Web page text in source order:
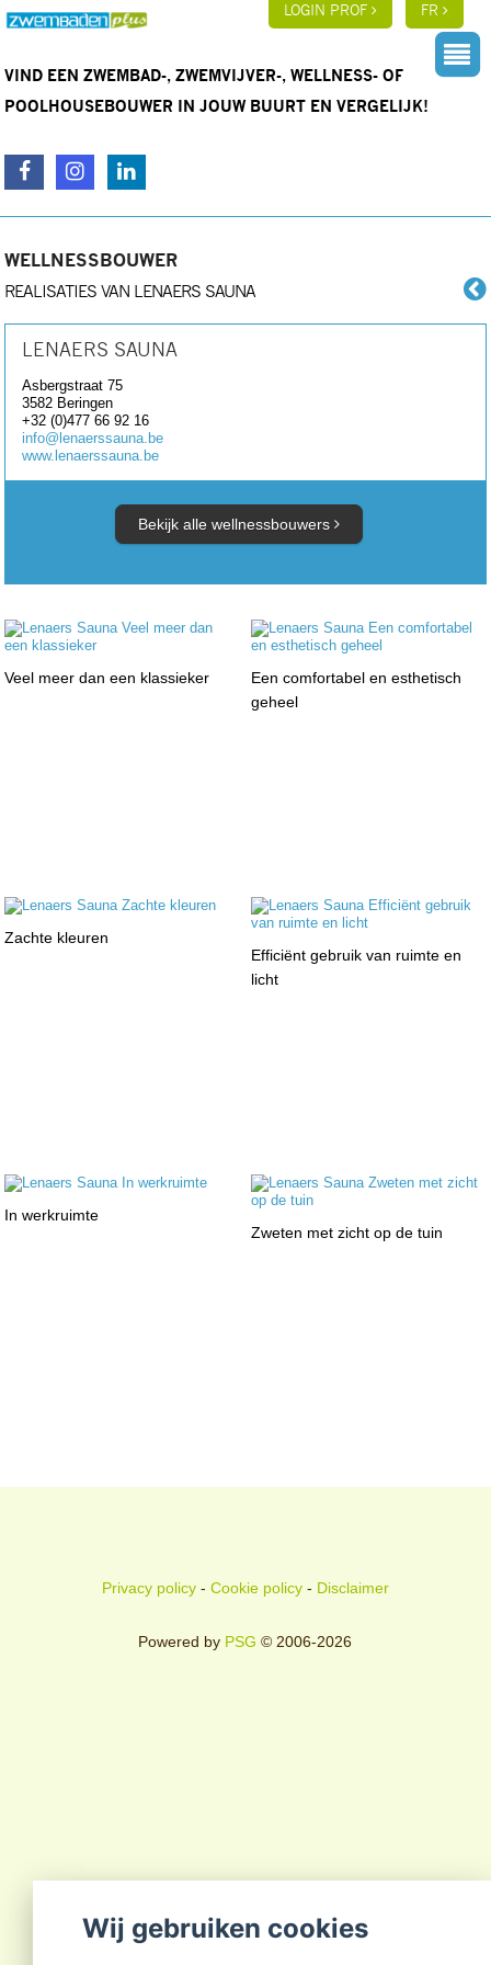
LOGIN PROF FR
VIND EEN ZWEMBAD-, ZWEMVIJVER-, WELLNESS- OF
POOLHOUSEBOUWER IN JOUW BUURT EN VERGELIJK!
WELLNESSBOUWER
REALISATIES VAN LENAERS SAUNA
LENAERS SAUNA
Asbergstraat 75
3582 Beringen
+32 (0)477 66 92 16
info@lenaerssauna.be
www.lenaerssauna.be
Bekijk alle wellnessbouwers
Veel meer dan een klassieker
Een comfortabel en esthetisch
geheel
Zachte kleuren
Efficiënt gebruik van ruimte en
licht
In werkruimte
Zweten met zicht op de tuin
Privacy policy- Cookie policy- Disclaimer
Powered by PSG © 2006-2026
Wij gebruiken cookies